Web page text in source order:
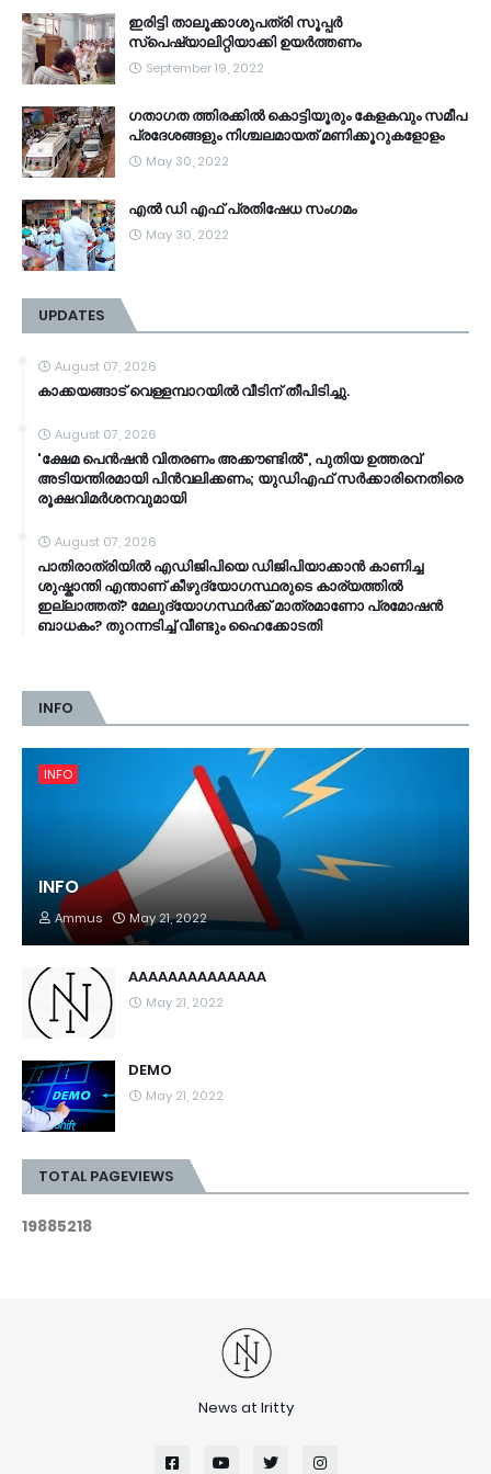
ഇരിട്ടി താലൂക്കാശുപത്രി സൂപ്പർ
സ്‌പെഷ്യാലിറ്റിയാക്കി ഉയർത്തണം
September 19, 2022
ഗതാഗത ത്തിരക്കിൽ കൊട്ടിയൂരും കേളകവും സമീപ
പ്രദേശങ്ങളും നിശ്ചലമായത് മണിക്കൂറുകളോളം
May 30, 2022
എൽ ഡി എഫ് പ്രതിഷേധ സംഗമം
May 30, 2022
UPDATES
August 07, 2026
കാക്കയങ്ങാട് വെള്ളമ്പാറയിൽ വീടിന് തീപിടിച്ചു.
August 07, 2026
'ക്ഷേമ പെൻഷൻ വിതരണം അക്കൗണ്ടിൽ", പുതിയ ഉത്തരവ്
അടിയന്തിരമായി പിൻവലിക്കണം; യുഡിഎഫ് സർക്കാരിനെതിരെ
രൂക്ഷവിമർശനവുമായി
August 07, 2026
പാതിരാത്രിയിൽ എഡിജിപിയെ ഡിജിപിയാക്കാൻ കാണിച്ച
ശുഷ്കാന്തി എന്താണ് കീഴുദ്യോഗസ്ഥരുടെ കാര്യത്തിൽ
ഇല്ലാത്തത്? മേലുദ്യോഗസ്ഥർക്ക് മാത്രമാണോ പ്രമോഷൻ
ബാധകം? തുറന്നടിച്ച് വീണ്ടും ഹൈക്കോടതി
INFO
INFO
INFO
Ammus May 21, 2022
AAAAAAAAAAAAAA
May 21, 2022
DEMO
May 21, 2022
TOTAL PAGEVIEWS
19885218
News at Iritty